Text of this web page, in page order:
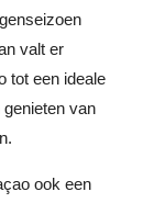
valt er
tot een ideale
van
ook een